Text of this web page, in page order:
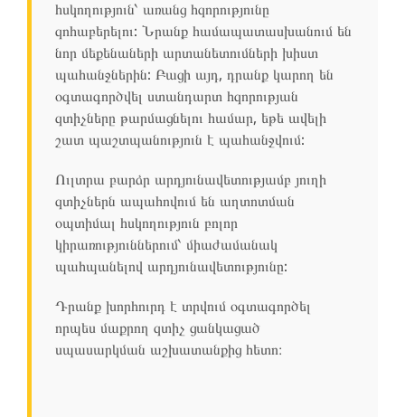
հսկողություն՝ առանց հզորությունը
զոհաբերելու: Նրանք համապատասխանում են
նոր մեքենաների արտանետումների խիստ
պահանջներին: Բացի այդ, դրանք կարող են
օգտագործվել ստանդարտ հզորության
զտիչները թարմացնելու համար, եթե ավելի
շատ պաշտպանություն է պահանջվում:
Ուլտրա բարձր արդյունավետությամբ յուղի
զտիչներն ապահովում են աղտոտման
օպտիմալ հսկողություն բոլոր
կիրառություններում՝ միաժամանակ
պահպանելով արդյունավետությունը:
Դրանք խորհուրդ է տրվում օգտագործել
որպես մաքրող զտիչ ցանկացած
սպասարկման աշխատանքից հետո։